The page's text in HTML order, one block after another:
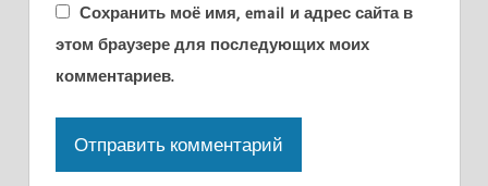
Сохранить моё имя, email и адрес сайта в
этом браузере для последующих моих
комментариев.